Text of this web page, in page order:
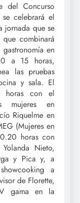
del Concurso
celebrará el
jornada que se
combinará
en
a 15 horas,
las pruebas
y sala. El
horas con el
mujeres en
Riquelme en
(Mujeres en
horas con
Nieto,
y Pica y, a
a
de Florette,
gama en la